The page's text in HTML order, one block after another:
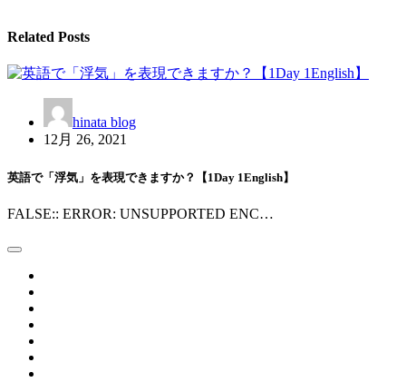
シ
Related Posts
hinata blog
12月 26, 2021
英語で「浮気」を表現できますか？【1Day 1English】
FALSE:: ERROR: UNSUPPORTED ENC…